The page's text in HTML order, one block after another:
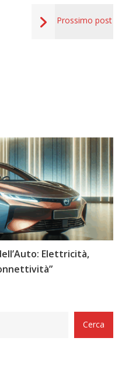
Prossimo post
Elettricità,
Cerca